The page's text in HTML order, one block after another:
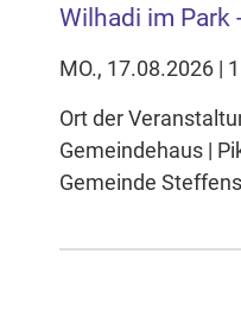
Wilhadi im Park
MO., 17.08.2026 |
Ort der
Gemeindehaus |
Gemeinde